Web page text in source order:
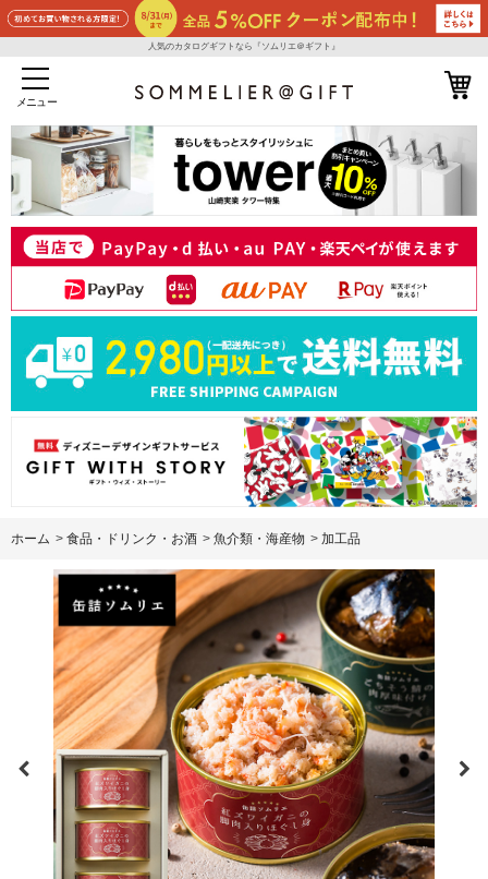
人気のカタログギフトなら『ソムリエ＠ギフト』
メニュー
ホーム > 食品・ドリンク・お酒 > 魚介類・海産物 > 加工品